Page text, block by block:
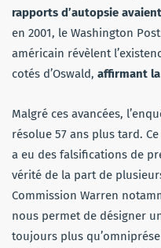
rapports d’autopsie
en 2001, le Washington
américain révèlent
cotés d’Oswald, affirmant
Malgré ces avancées,
résolue 57 ans plus tard.
a eu des falsifications de
vérité de la part de
Commission Warren
nous permet de désigner
toujours plus